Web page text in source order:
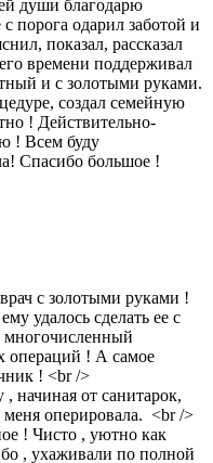
души благодарю
порога одарил заботой и
показал, рассказал
времени поддерживал
и с золотыми руками.
создал семейную
! Действительно-
! Всем буду
Спасибо большое !
с золотыми руками !
удалось сделать ее с
операций ! А самое
! <br />
начиная от санитарок,
меня оперировала. <br />
! Чисто , уютно как
, ухаживали по полной